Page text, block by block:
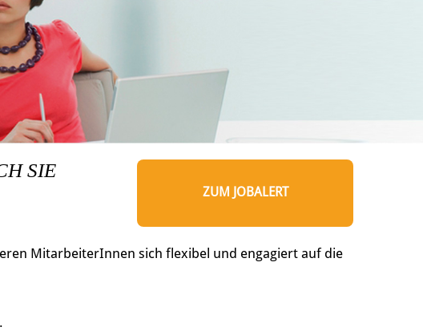
ZUM JOBALERT
SIE
MitarbeiterInnen sich flexibel und engagiert auf die